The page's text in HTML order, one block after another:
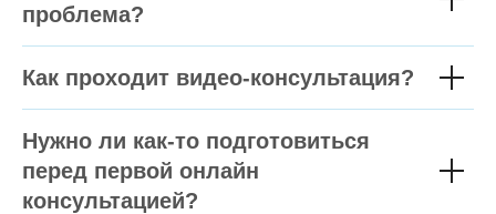
проблема?
Как проходит видео-консультация?
Нужно ли как-то подготовиться
перед первой онлайн
консультацией?